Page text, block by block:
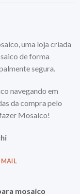
uma loja criada
de forma
segura.
navegando em
da compra pelo
Mosaico!
MAIL
mosaico